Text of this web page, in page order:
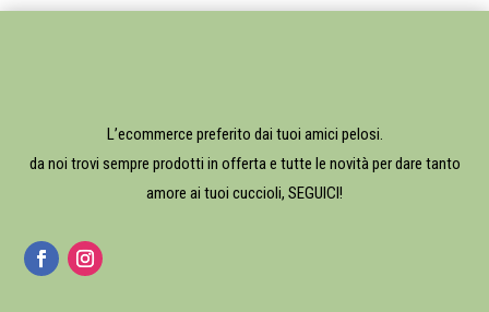
L’ecommerce preferito dai tuoi amici pelosi.
da noi trovi sempre prodotti in offerta e tutte le novità per dare tanto
amore ai tuoi cuccioli, SEGUICI!